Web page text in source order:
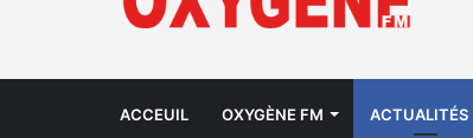
ACCEUIL OXYGÈNE FM ACTUALITÉS